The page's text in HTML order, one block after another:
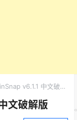
v6.1.1 中文破解
文破解版